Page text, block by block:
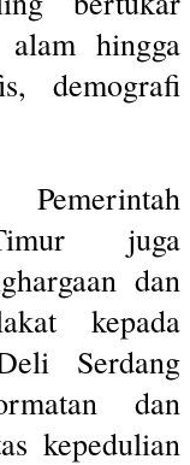
hingga
demografi
juga
dan
kepada
Serdang
dan
kepedulian